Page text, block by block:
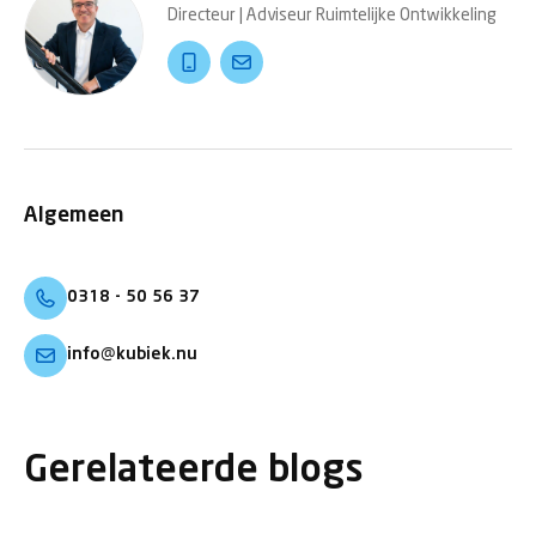
Directeur | Adviseur Ruimtelijke Ontwikkeling
Algemeen
0318 - 50 56 37
info@kubiek.nu
Gerelateerde blogs